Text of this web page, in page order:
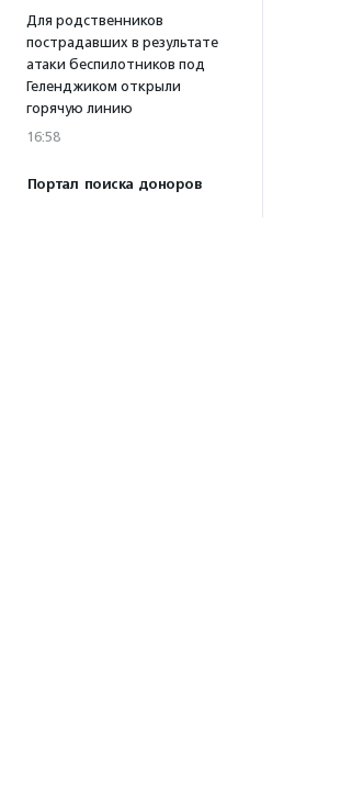
Для родственников
пострадавших в результате
атаки беспилотников под
Геленджиком открыли
горячую линию
16:58
Портал поиска доноров